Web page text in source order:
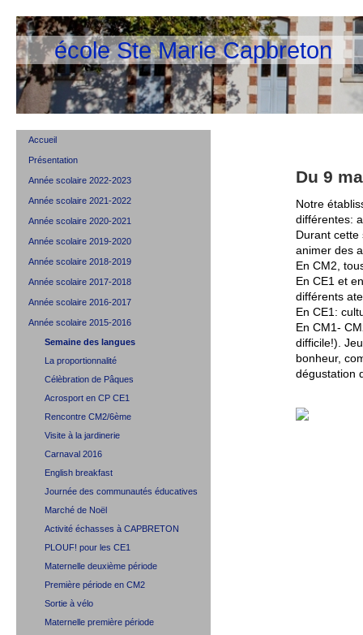
école Ste Marie Capbreton
Du 9
Notre
différentes:
Durant
animer des
En CM2,
En CE1 et
différents
En CE1:
En CM1-
difficile!).
bonheur,
dégustation
Accueil
Présentation
Année scolaire 2022-2023
Année scolaire 2021-2022
Année scolaire 2020-2021
Année scolaire 2019-2020
Année scolaire 2018-2019
Année scolaire 2017-2018
Année scolaire 2016-2017
Année scolaire 2015-2016
Semaine des langues
La proportionnalité
Célèbration de Pâques
Acrosport en CP CE1
Rencontre CM2/6ème
Visite à la jardinerie
Carnaval 2016
English breakfast
Journée des communautés éducatives
Marché de Noël
Activité échasses à CAPBRETON
PLOUF! pour les CE1
Maternelle deuxième période
Première période en CM2
Sortie à vélo
Maternelle première période